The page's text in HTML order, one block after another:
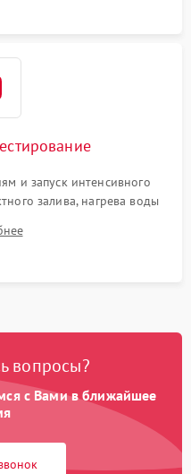
и запуск интенсивного
залива, нагрева воды
посторонних шумов,
сухости в поддоне.
вопросы?
с Вами в ближайшее